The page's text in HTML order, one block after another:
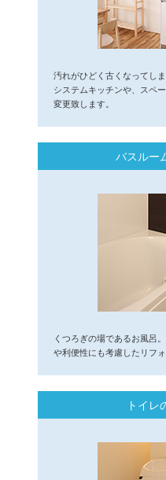
汚れがひどく古くなってし
システムキッチンや、スペ
変更致します。
バスルー
くつろぎの場であるお風呂
や利便性にも考慮したリフ
トイレ